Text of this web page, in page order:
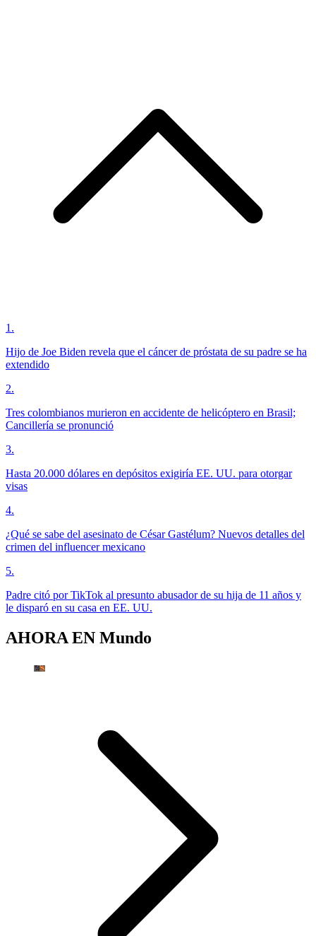
1 .
Hijo de Joe Biden revela que el cáncer de próstata de su padre se ha
extendido
2.
Tres colombianos murieron en accidente de helicóptero en Brasil;
Cancillería se pronunció
3.
Hasta 20.000 dólares en depósitos exigiría EE. UU. para otorgar
visas
4.
¿Qué se sabe del asesinato de César Gastélum? Nuevos detalles del
crimen del influencer mexicano
5.
Padre citó por TikTok al presunto abusador de su hija de 11 años y
le disparó en su casa en EE. UU.
AHORA EN Mundo